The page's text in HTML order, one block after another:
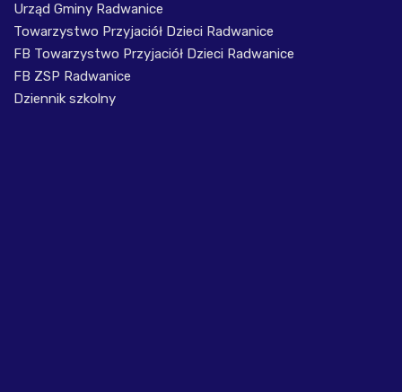
Urząd Gminy Radwanice
Towarzystwo Przyjaciół Dzieci Radwanice
FB Towarzystwo Przyjaciół Dzieci Radwanice
FB ZSP Radwanice
Dziennik szkolny